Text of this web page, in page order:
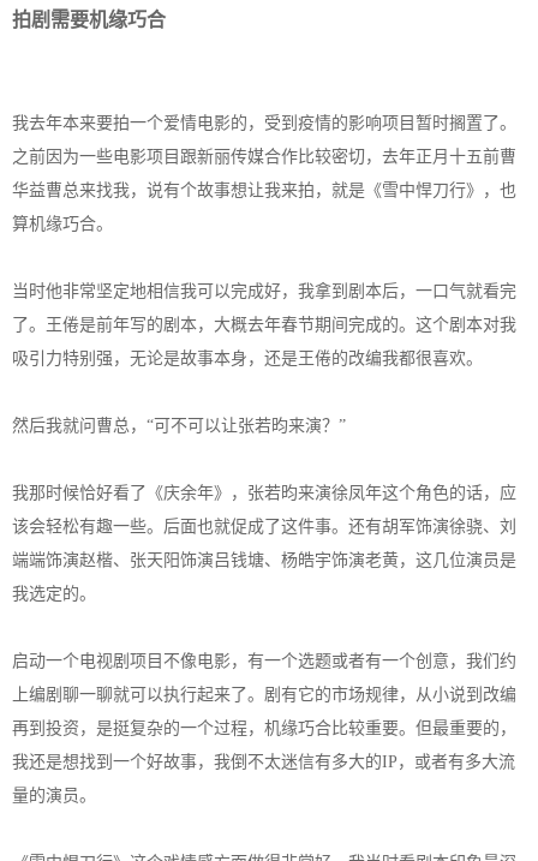
拍剧需要机缘巧合
我去年本来要拍一个爱情电影的，受到疫情的影响项目暂时搁置了。
之前因为一些电影项目跟新丽传媒合作比较密切，去年正月十五前曹
华益曹总来找我，说有个故事想让我来拍，就是《雪中悍刀行》，也
算机缘巧合。
当时他非常坚定地相信我可以完成好，我拿到剧本后，一口气就看完
了。王倦是前年写的剧本，大概去年春节期间完成的。这个剧本对我
吸引力特别强，无论是故事本身，还是王倦的改编我都很喜欢。
然后我就问曹总，“可不可以让张若昀来演？”
我那时候恰好看了《庆余年》，张若昀来演徐凤年这个角色的话，应
该会轻松有趣一些。后面也就促成了这件事。还有胡军饰演徐骁、刘
端端饰演赵楷、张天阳饰演吕钱塘、杨皓宇饰演老黄，这几位演员是
我选定的。
启动一个电视剧项目不像电影，有一个选题或者有一个创意，我们约
上编剧聊一聊就可以执行起来了。剧有它的市场规律，从小说到改编
再到投资，是挺复杂的一个过程，机缘巧合比较重要。但最重要的，
我还是想找到一个好故事，我倒不太迷信有多大的IP，或者有多大流
量的演员。